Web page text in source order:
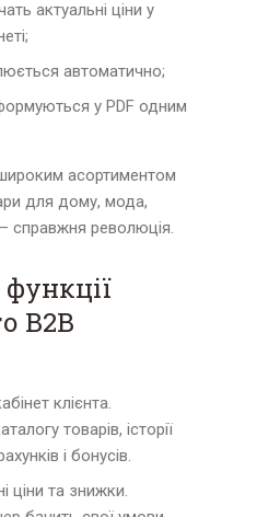
актуальні ціни у
автоматично;
у PDF одним
асортиментом
для дому, мода,
справжня революція.
B2B
клієнта.
товарів, історії
і бонусів.
ціни та знижки.